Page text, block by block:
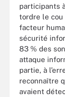
participants
tordre le cou
facteur
sécurité
83 % des
attaque
partie, à
reconnaître
avaient